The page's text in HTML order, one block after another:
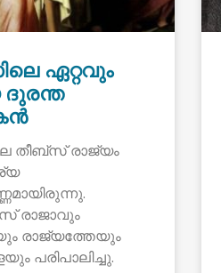
ഏറ്റവും
ദുരന്ത
തീബ്സ് രാജ്യം
രാജാവും
രാജ്യത്തേയും
പരിപാലിച്ചു.